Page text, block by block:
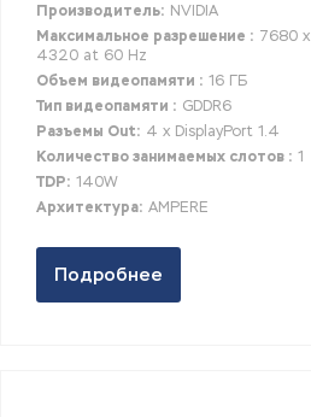
Производитель: NVIDIA
Максимальное разрешение : 7680 x
4320 at 60 Hz
Объем видеопамяти : 16 ГБ
Тип видеопамяти : GDDR6
Разъемы Out: 4 x DisplayPort 1.4
Количество занимаемых слотов : 1
TDP: 140W
Архитектура: AMPERE
Подробнее